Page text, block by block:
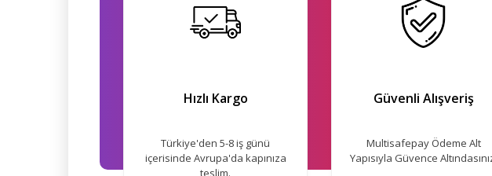
Hızlı Kargo
Türkiye'den 5-8 iş günü
içerisinde Avrupa'da kapınıza
teslim.
Güvenli Alışveriş
Multisafepay Ödeme Alt
Yapısıyla Güvence